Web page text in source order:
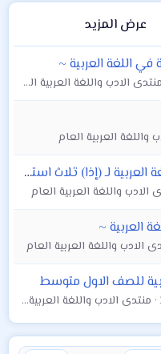
عرض المزيد
في اللغة العربية ~
منتدى الادب واللغة العربية العام
واللغة العربية العام
في استعمالات (إذا )في اللغة العربية لـ (إذا) ثلاث استعمالات في اللغة العربية
الادب واللغة العربية العام
العربية ~
الادب واللغة العربية العام
للصف الاول متوسط
منتدى الادب واللغة العربية العام